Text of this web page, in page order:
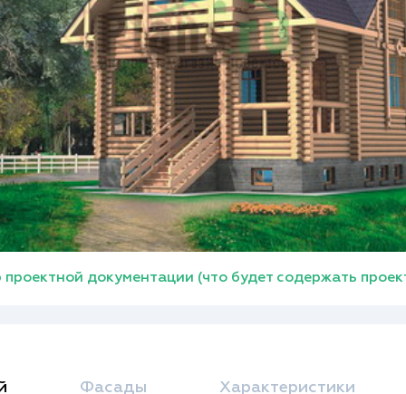
документации (что будет содержать
Фасады Характеристики